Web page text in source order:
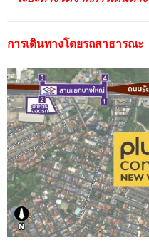
การเดินทางโดยรถสาธารณะ